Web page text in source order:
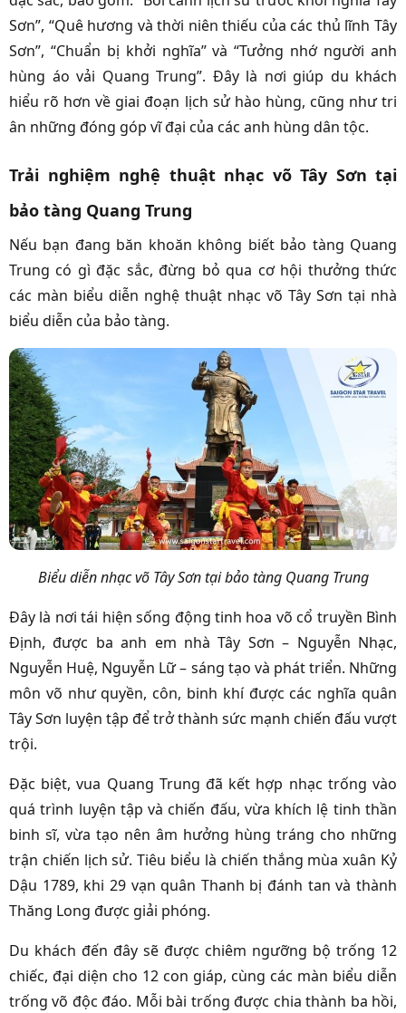
Sơn”, “Quê hương và thời niên thiếu của các thủ lĩnh Tây
Sơn”, “Chuẩn bị khởi nghĩa” và “Tưởng nhớ người anh
hùng áo vải Quang Trung”. Đây là nơi giúp du khách
hiểu rõ hơn về giai đoạn lịch sử hào hùng, cũng như tri
ân những đóng góp vĩ đại của các anh hùng dân tộc.
Trải nghiệm nghệ thuật nhạc võ Tây Sơn tại
bảo tàng Quang Trung
Nếu bạn đang băn khoăn không biết bảo tàng Quang
Trung có gì đặc sắc, đừng bỏ qua cơ hội thưởng thức
các màn biểu diễn nghệ thuật nhạc võ Tây Sơn tại nhà
biểu diễn của bảo tàng.
Biểu diễn nhạc võ Tây Sơn tại bảo tàng Quang Trung
Đây là nơi tái hiện sống động tinh hoa võ cổ truyền Bình
Định, được ba anh em nhà Tây Sơn – Nguyễn Nhạc,
Nguyễn Huệ, Nguyễn Lữ – sáng tạo và phát triển. Những
môn võ như quyền, côn, binh khí được các nghĩa quân
Tây Sơn luyện tập để trở thành sức mạnh chiến đấu vượt
trội.
Đặc biệt, vua Quang Trung đã kết hợp nhạc trống vào
quá trình luyện tập và chiến đấu, vừa khích lệ tinh thần
binh sĩ, vừa tạo nên âm hưởng hùng tráng cho những
trận chiến lịch sử. Tiêu biểu là chiến thắng mùa xuân Kỷ
Dậu 1789, khi 29 vạn quân Thanh bị đánh tan và thành
Thăng Long được giải phóng.
Du khách đến đây sẽ được chiêm ngưỡng bộ trống 12
chiếc, đại diện cho 12 con giáp, cùng các màn biểu diễn
trống võ độc đáo. Mỗi bài trống được chia thành ba hồi,